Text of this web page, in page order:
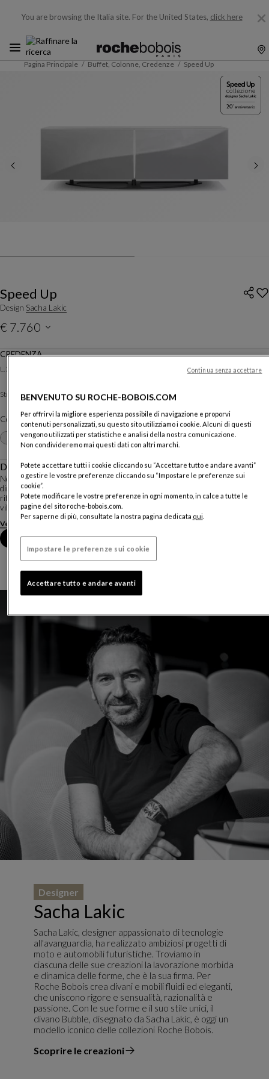
You are browsing the Italia site. For the United States, click here
Pagina Principale Buffet, Colonne, Credenze Speed Up
Speed Up
Design Sacha Lakic
€ 7.760
Prezzo valevole in Italia, escluse spese di consegna
CREDENZA
L. 220 X H. 74 X P. 50 Cm
Struttura :Daquacryl®
Colore :Alluminio
+27
Altri colori
Descrizione
Nello Speed Up ci si ritrova il gusto del designer Sacha Lakic per la lavorazione
dinamica del materiale: giochi di volumi carrozzati, contenitori high-tech,
riflessi laccati. Mobili dalle linee morbide e dolci che esprimono il movimento e la
vibrazi...
Vedere di più
Fissare un appuntamento in negozio
Sacha Lakic
Designer
Sacha Lakic, designer appassionato di tecnologie
all'avanguardia, ha realizzato ambiziosi progetti di
moto e automobili futuristiche. Troviamo in
ciascuna delle sue creazioni la lavorazione morbida
e dinamica delle forme, che è la sua firma. Per
Roche Bobois crea divani e mobili fluidi ed eleganti,
che uniscono rigore e sensualità, razionalità e
passione. Con le sue forme e il suo stile unici, il
divano Bubble, disegnato da Sacha Lakic, è oggi un
modello iconico delle collezioni Roche Bobois.
Scoprire le creazioni
il designer
BENVENUTO SU ROCHE-BOBOIS.COM
Per offrirvi la migliore esperienza possibile di navigazione e proporvi
contenuti personalizzati, su questo sito utilizziamo i cookie. Alcuni di questi
vengono utilizzati per statistiche e analisi della nostra comunicazione.
Non condivideremo mai questi dati con altri marchi.
Potete accettare tutti i cookie cliccando su “Accettare tutto e andare avanti”
o gestire le vostre preferenze cliccando su “Impostare le preferenze sui
cookie”.
Potete modificare le vostre preferenze in ogni momento, in calce a tutte le
pagine del sito roche-bobois.com.
Per saperne di più, consultate la nostra pagina dedicata qui.
Impostare le preferenze sui cookie
Accettare tutto e andare avanti
Continua senza accettare